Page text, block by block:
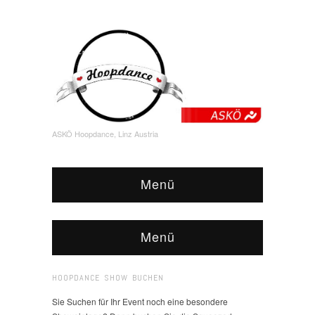
ASKÖ Hoopdance, Linz Austria
Menü
Menü
HOOPDANCE SHOW BUCHEN
Sie Suchen für Ihr Event noch eine besondere